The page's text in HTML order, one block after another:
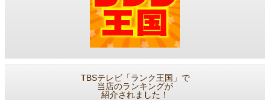
TBSテレビ「ランク王国」で
当店のランキングが
紹介されました！